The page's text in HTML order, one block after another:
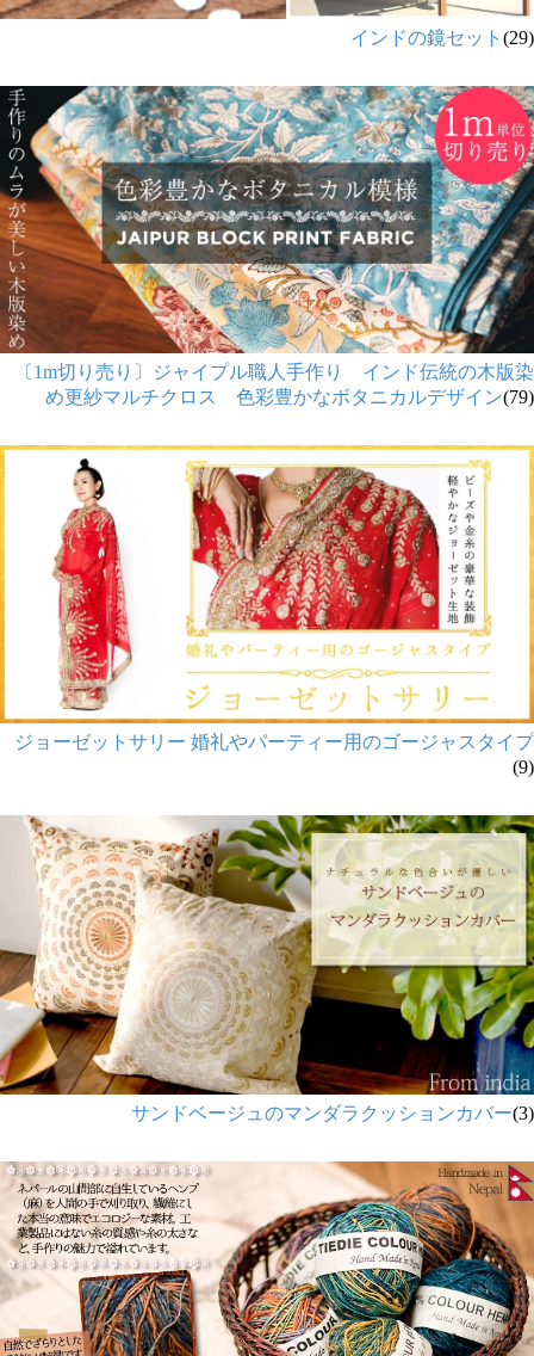
インドの鏡セット (29)
〔1m切り売り〕ジャイプル職人手作り インド伝統の木版染
め更紗マルチクロス 色彩豊かなボタニカルデザイン(79)
ジョーゼットサリー 婚礼やパーティー用のゴージャスタイプ
(9)
サンドベージュのマンダラクッションカバー(3)